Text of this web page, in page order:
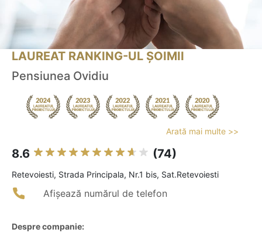
LAUREAT RANKING-UL ȘOIMII
Pensiunea Ovidiu
Arată mai multe >>
8.6 (74)
Retevoiesti, Strada Principala, Nr.1 bis, Sat.Retevoiesti
Afișează numărul de telefon
Despre companie: